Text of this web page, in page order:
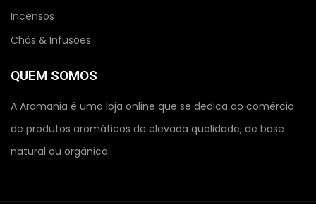
Incensos
Chás & Infusões
QUEM SOMOS
A Aromania é uma loja online que se dedica ao comércio
de produtos aromáticos de elevada qualidade, de base
natural ou orgânica.